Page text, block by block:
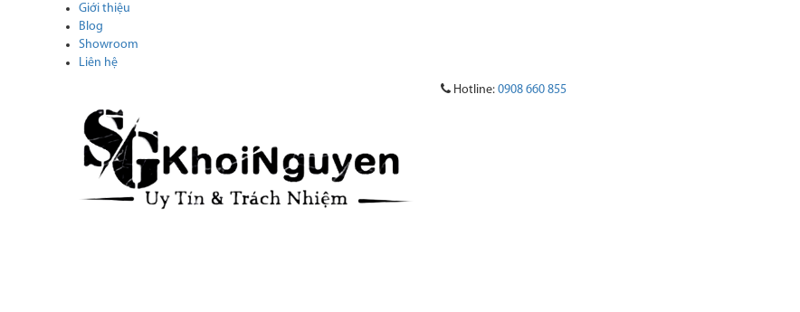
Giới thiệu
Blog
Showroom
Liên hệ
Hotline: 0908 660 855